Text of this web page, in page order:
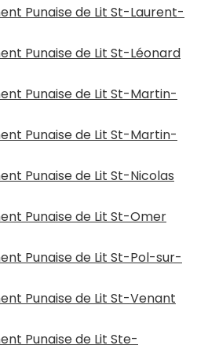
Punaise de Lit St-Laurent-
Punaise de Lit St-Léonard
Punaise de Lit St-Martin-
Punaise de Lit St-Martin-
Punaise de Lit St-Nicolas
Punaise de Lit St-Omer
Punaise de Lit St-Pol-sur-
Punaise de Lit St-Venant
Punaise de Lit Ste-